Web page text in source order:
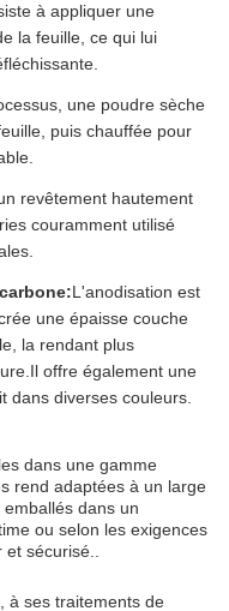
à appliquer une
la feuille, ce qui lui
une poudre sèche
puis chauffée pour
revêtement hautement
couramment utilisé
L'anodisation est
une épaisse couche
la rendant plus
offre également une
dans diverses couleurs.
dans une gamme
rend adaptées à un large
dans un
ou selon les exigences
sécurisé..
à ses traitements de